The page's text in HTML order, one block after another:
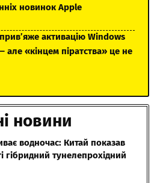
новинок Apple
активацію Windows
але «кінцем піратства» це не
новини
водночас: Китай показав
гібридний тунелепрохідний